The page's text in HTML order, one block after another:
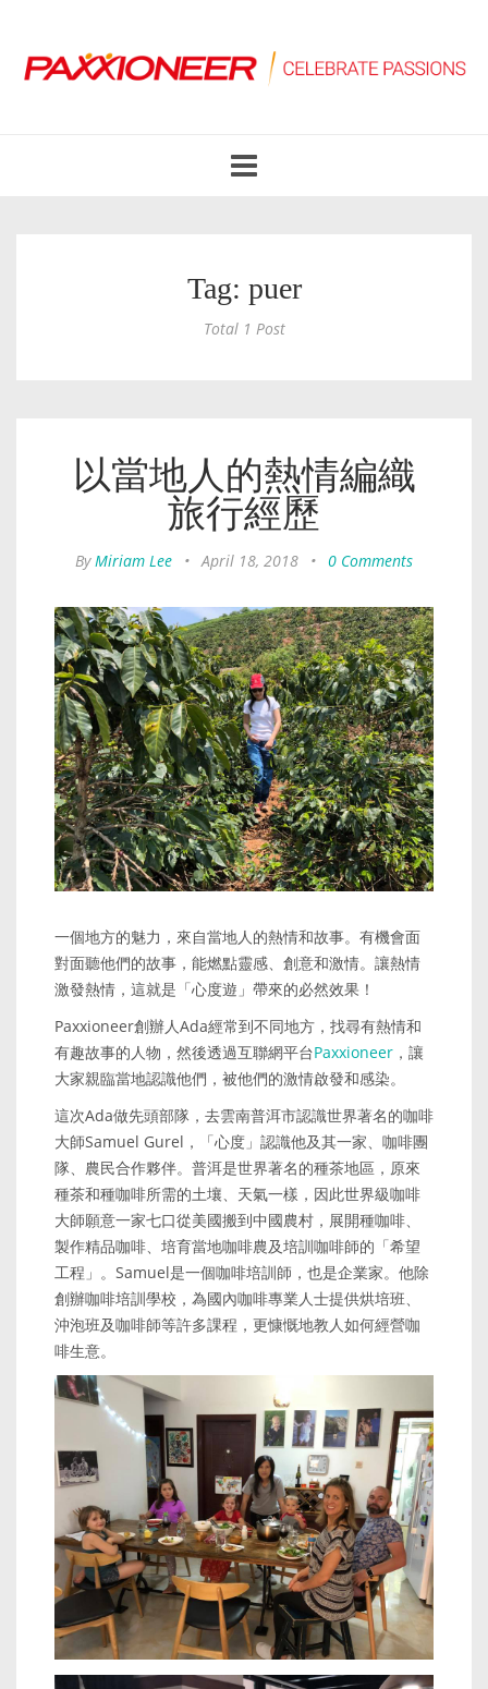
navigation
Tag: puer
Total 1 Post
以當地人的熱情編織
旅行經歷
ByMiriam Lee • April 18, 2018 • 0 Comments
一個地方的魅力，來自當地人的熱情和故事。有機會面
對面聽他們的故事，能燃點靈感、創意和激情。讓熱情
激發熱情，這就是「心度遊」帶來的必然效果！
Paxxioneer創辦人Ada經常到不同地方，找尋有熱情和
有趣故事的人物，然後透過互聯網平台Paxxioneer ，讓
大家親臨當地認識他們，被他們的激情啟發和感染。
這次Ada做先頭部隊，去雲南普洱市認識世界著名的咖啡
大師Samuel Gurel，「心度」認識他及其一家、咖啡團
隊、農民合作夥伴。普洱是世界著名的種茶地區，原來
種茶和種咖啡所需的土壤、天氣一樣，因此世界級咖啡
大師願意一家七口從美國搬到中國農村，展開種咖啡、
製作精品咖啡、培育當地咖啡農及培訓咖啡師的「希望
工程」。Samuel是一個咖啡培訓師，也是企業家。他除
創辦咖啡培訓學校，為國內咖啡專業人士提供烘培班、
沖泡班及咖啡師等許多課程，更慷慨地教人如何經營咖
啡生意。